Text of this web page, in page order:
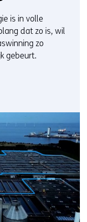
is in volle
dat zo is, wil
zo
gebeurt.